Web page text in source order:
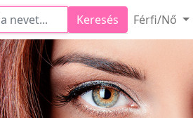
Keresés Férfi/Nő